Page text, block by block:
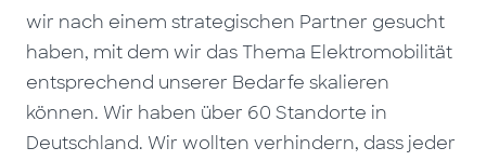
wir nach einem strategischen Partner gesucht
haben, mit dem wir das Thema Elektromobilität
entsprechend unserer Bedarfe skalieren
können. Wir haben über 60 Standorte in
Deutschland. Wir wollten verhindern, dass jeder